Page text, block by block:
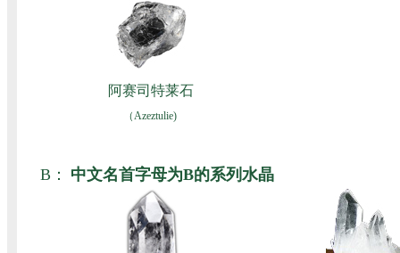
阿赛司特莱石
（Azeztulie)
B： 中文名首字母为B的系列水晶